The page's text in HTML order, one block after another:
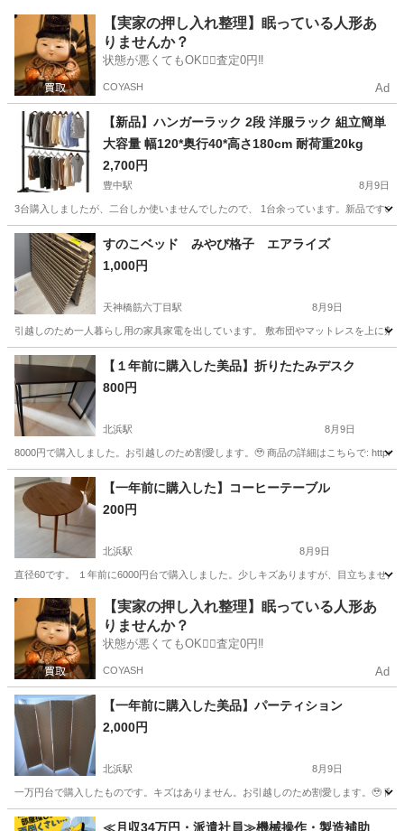
大阪 泉大津市 松ノ浜駅 テーブル サイドテーブル
【実家の押し入れ整理】眠っている人形あ
りませんか？
状態が悪くてもOK🙆‍♀️査定0円‼️
COYASH Ad
【新品】ハンガーラック 2段 洋服ラック 組立簡単
大容量 幅120*奥行40*高さ180cm 耐荷重20kg
2,700円
豊中駅 8月9日
3台購入しましたが、二台しか使いませんでしたので、 1台余っています。新品ですの
大阪 豊中市 収納家具
すのこベッド みやび格子 エアライズ
1,000円
天神橋筋六丁目駅 8月9日
引越しのため一人暮らし用の家具家電を出しています。 敷布団やマットレスを上に
大阪 大阪市 天神橋筋六丁目駅 ベッド エアライズ
【１年前に購入した美品】折りたたみデスク
800円
北浜駅 8月9日
8000円で購入しました。お引越しのため割愛します。🥹 商品の詳細はこちらで:
大阪 大阪市 北浜駅 オフィス用家具 デスク
【一年前に購入した】コーヒーテーブル
200円
北浜駅 8月9日
直径60です。 １年前に6000円台で購入しました。少しキズありますが、目立ちません
大阪 大阪市 北浜駅 テーブル キズ
【実家の押し入れ整理】眠っている人形あ
りませんか？
状態が悪くてもOK🙆‍♀️査定0円‼️
COYASH Ad
【一年前に購入した美品】パーティション
2,000円
北浜駅 8月9日
一万円台で購入したものです。キズはありません。お引越しのため割愛します。🥹 商
大阪 大阪市 北浜駅 その他
≪月収34万円・派遣社員≫機械操作・製造補助